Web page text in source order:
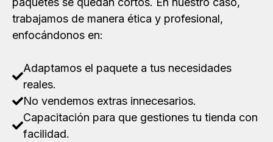
trabajamos de manera ética y profesional,
enfocándonos en:
Adaptamos el paquete a tus necesidades
reales.
No vendemos extras innecesarios.
Capacitación para que gestiones tu tienda con
facilidad.